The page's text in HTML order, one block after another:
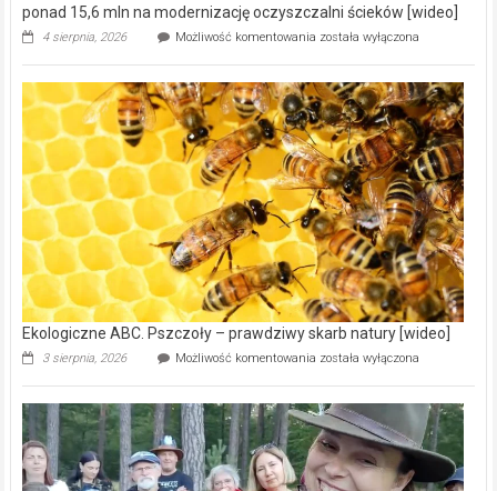
ponad 15,6 mln na modernizację oczyszczalni ścieków [wideo]
4 sierpnia, 2026 Możliwość komentowania Ekologiczne
Wręczyca
Wielka
z
dofinansowaniem
ponad
15,6
mln
na
modernizację
oczyszczalni
ścieków
[wideo]
została wyłączona
Ekologiczne ABC. Pszczoły – prawdziwy skarb natury [wideo]
3 sierpnia, 2026 Możliwość komentowania Ekologiczne
–
prawdziwy
skarb
natury
[wideo]
została wyłączona